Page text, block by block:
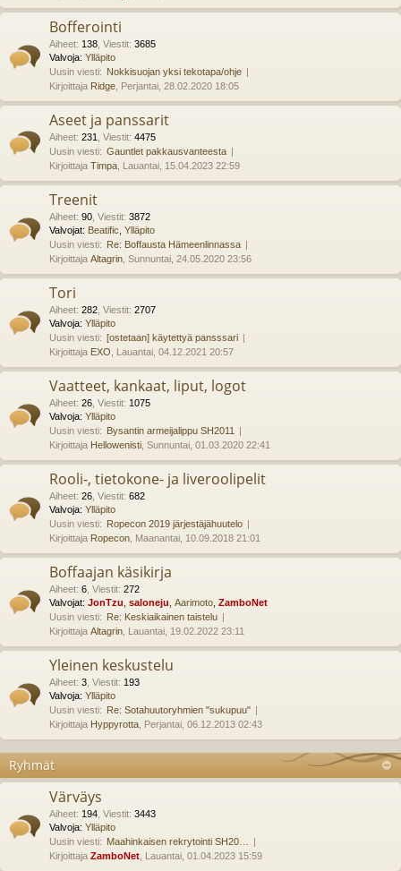
Bofferointi
Aiheet: 138 Viestit: 3685
Valvoja: Ylläpito
Uusin viesti: Nokkisuojan yksi tekotapa/ohje
Kirjoittaja Ridge , Perjantai, 28.02.2020 18:05
Aseet ja panssarit
Aiheet: 231 Viestit: 4475
Uusin viesti: Gauntlet pakkausvanteesta
Kirjoittaja Timpa , Lauantai, 15.04.2023 22:59
Treenit
Aiheet: 90 Viestit: 3872
Valvojat: Beatific Ylläpito
Uusin viesti: Re: Boffausta Hämeenlinnassa
Kirjoittaja Altagrin , Sunnuntai, 24.05.2020 23:56
Tori
Aiheet: 282 Viestit: 2707
Valvoja: Ylläpito
Uusin viesti: [ostetaan] käytettyä pansssari
Kirjoittaja EXO , Lauantai, 04.12.2021 20:57
Vaatteet, kankaat, liput, logot
Aiheet: 26 Viestit: 1075
Valvoja: Ylläpito
Uusin viesti: Bysantin armeijalippu SH2011
Kirjoittaja Hellowenisti , Sunnuntai, 01.03.2020 22:41
Rooli-, tietokone- ja liveroolipelit
Aiheet: 26 Viestit: 682
Valvoja: Ylläpito
Uusin viesti: Ropecon 2019 järjestäjähuutelo
Kirjoittaja Ropecon , Maanantai, 10.09.2018 21:01
Boffaajan käsikirja
Aiheet: 6 Viestit: 272
Valvojat: JonTzu saloneju Aarimoto ZamboNet
Uusin viesti: Re: Keskiaikainen taistelu
Kirjoittaja Altagrin , Lauantai, 19.02.2022 23:11
Yleinen keskustelu
Aiheet: 3 Viestit: 193
Valvoja: Ylläpito
Uusin viesti: Re: Sotahuutoryhmien "sukupuu"
Kirjoittaja Hyppyrotta , Perjantai, 06.12.2013 02:43
Ryhmät
Värväys
Aiheet: 194 Viestit: 3443
Valvoja: Ylläpito
Uusin viesti: Maahinkaisen rekrytointi SH20…
Kirjoittaja ZamboNet , Lauantai, 01.04.2023 15:59